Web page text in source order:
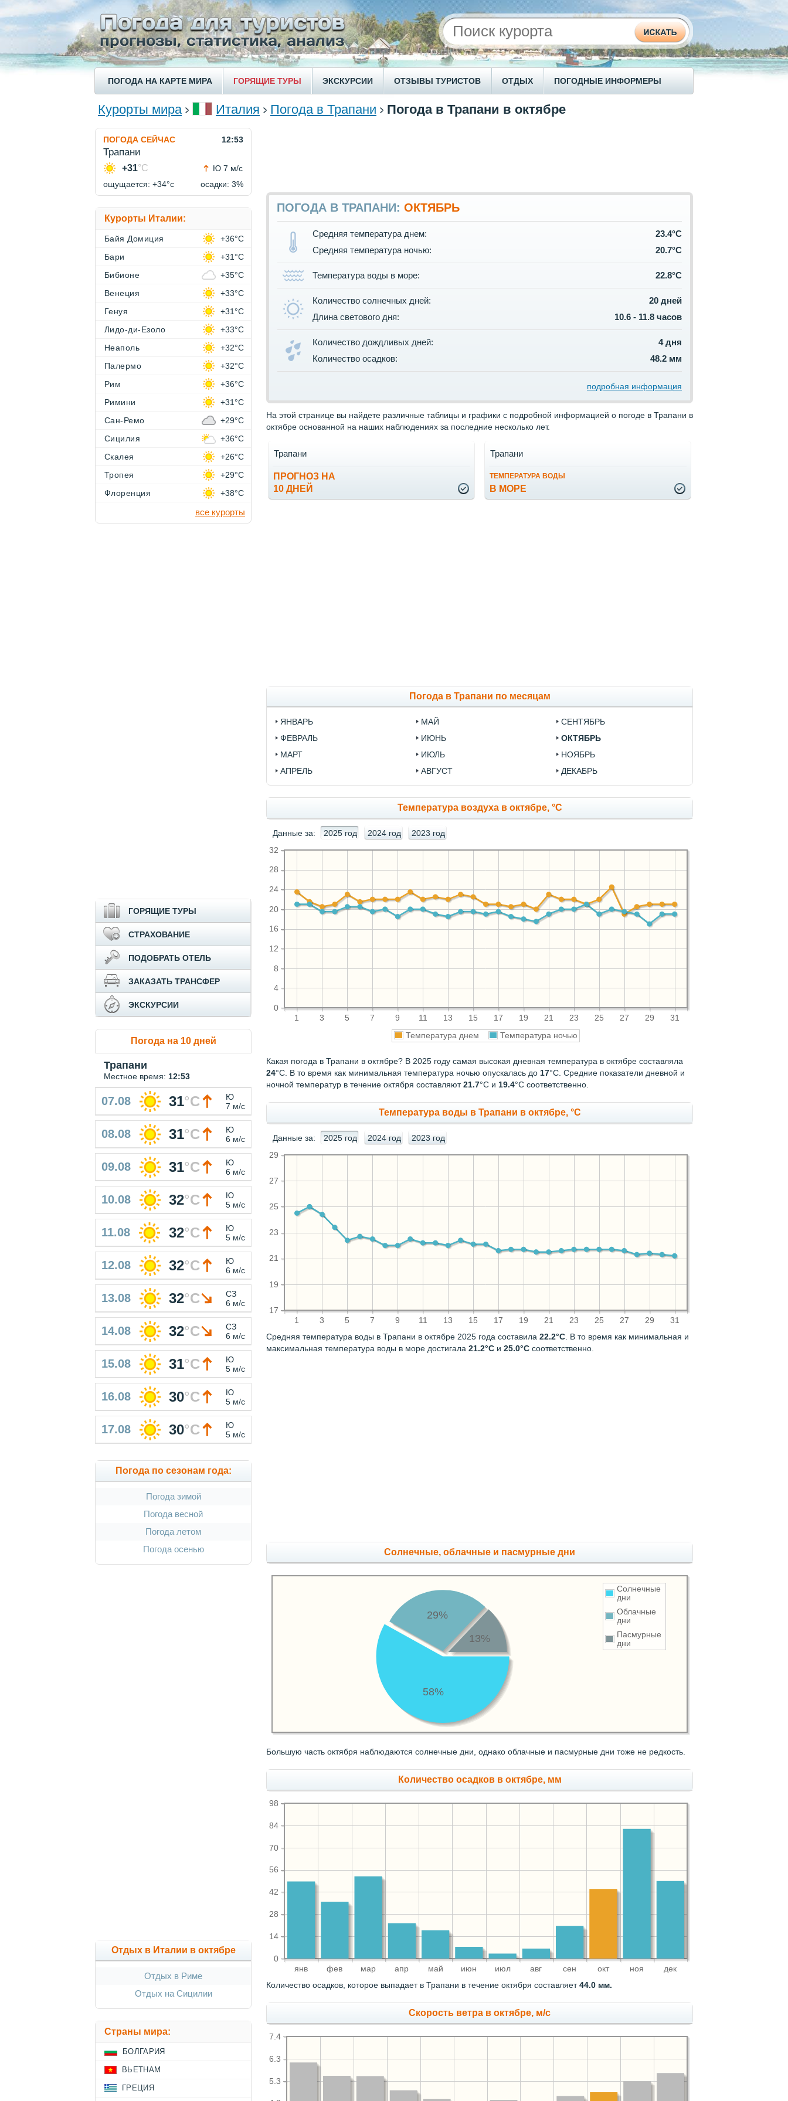
ПОГОДА НА КАРТЕ МИРА ГОРЯЩИЕ ТУРЫ ЭКСКУРСИИ ОТЗЫВЫ ТУРИСТОВ ОТДЫХ ПОГОДНЫЕ ИНФОРМЕРЫ
Курорты мира Италия Погода в Трапани Погода в Трапани в октябре
ПОГОДА В ТРАПАНИ: ОКТЯБРЬ
Средняя температура днем:
23.4°C
Средняя температура ночью:
20.7°C
Температура воды в море: 22.8°C
Количество солнечных дней:
20 дней
Длина светового дня:
10.6 - 11.8 часов
Количество дождливых дней:
4 дня
Количество осадков:
48.2 мм
подробная информация
На этой странице вы найдете различные таблицы и графики с подробной информацией о погоде в Трапани в
октябре основанной на наших наблюдениях за последние несколько лет.
ПРОГНОЗ НА
10 ДНЕЙ
Трапани
ТЕМПЕРАТУРА ВОДЫ
В МОРЕ
Трапани
Погода в Трапани по месяцам
ЯНВАРЬ
ФЕВРАЛЬ
МАРТ
АПРЕЛЬ
МАЙ
ИЮНЬ
ИЮЛЬ
АВГУСТ
СЕНТЯБРЬ
ОКТЯБРЬ
НОЯБРЬ
ДЕКАБРЬ
Температура воздуха в октябре, °C
Данные за: 2025 год 2024 год 2023 год
1 3 5 7 9 11 13 15 17 19 21 23 25 27 29 31
0
4
8
12
16
20
24
28
32
Температура днем Температура ночью
Какая погода в Трапани в октябре? В 2025 году самая высокая дневная температура в октябре составляла
24°С. В то время как минимальная температура ночью опускалась до 17°C. Средние показатели дневной и
ночной температур в течение октября составляют21.7°С и 19.4°С соответственно.
Температура воды в Трапани в октябре, °C
Данные за: 2025 год 2024 год 2023 год
1 3 5 7 9 11 13 15 17 19 21 23 25 27 29 31
17
19
21
23
25
27
29
Средняя температура воды в Трапани в октябре 2025 года составила 22.2°C. В то время как минимальная и
максимальная температура воды в море достигала 21.2°C и 25.0°C соответственно.
Cолнечные, облачные и пасмурные дни
Солнечные
дни
Облачные
дни
Пасмурные
дни
58%
29%
13%
Большую часть октября наблюдаются солнечные дни, однако облачные и пасмурные дни тоже не редкость.
Количество осадков в октябре, мм
янв фев мар апр май июн июл авг сен окт ноя дек
0
14
28
42
56
70
84
98
Количество осадков, которое выпадает в Трапани в течение октября составляет44.0 мм.
Скорость ветра в октябре, м/с
5.3
6.3
7.4
ПОГОДА СЕЙЧАС 12:53
Трапани
+31°C
Ю 7 м/с
ощущается: +34°c
осадки: 3%
Курорты Италии:
Байя Домиция
+36°C
Бари
+31°C
Бибионе
+35°C
Венеция
+33°C
Генуя
+31°C
Лидо-ди-Езоло
+33°C
Неаполь
+32°C
Палермо
+32°C
Рим
+36°C
Римини
+31°C
Сан-Ремо
+29°C
Сицилия
+36°C
Скалея
+26°C
Тропея
+29°C
Флоренция
+38°C
все курорты
ГОРЯЩИЕ ТУРЫ
СТРАХОВАНИЕ
ПОДОБРАТЬ ОТЕЛЬ
ЗАКАЗАТЬ ТРАНСФЕР
ЭКСКУРСИИ
Погода на 10 дней
Трапани
Местное время: 12:53
07.08 31°C
Ю
7 м/с
08.08 31°C
Ю
6 м/с
09.08 31°C
Ю
6 м/с
10.08 32°C
Ю
5 м/с
11.08 32°C
Ю
5 м/с
12.08 32°C
Ю
6 м/с
13.08 32°C
СЗ
6 м/с
14.08 32°C
СЗ
6 м/с
15.08 31°C
Ю
5 м/с
16.08 30°C
Ю
5 м/с
17.08 30°C
Ю
5 м/с
Погода по сезонам года:
Погода зимой
Погода весной
Погода летом
Погода осенью
Отдых в Италии в октябре
Отдых в Риме
Отдых на Сицилии
Страны мира:
БОЛГАРИЯ
ВЬЕТНАМ
ГРЕЦИЯ